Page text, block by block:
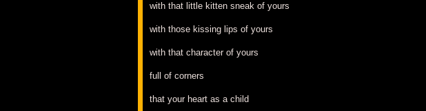
with that little kitten sneak of yours
with those kissing lips of yours
with that character of yours
full of corners
that your heart as a child